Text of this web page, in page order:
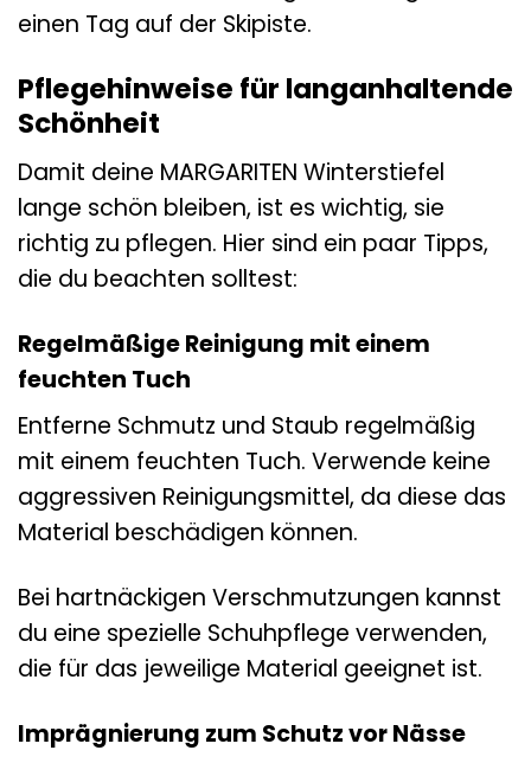
einen Tag auf der Skipiste.
Pflegehinweise für langanhaltende
Schönheit
Damit deine MARGARITEN Winterstiefel
lange schön bleiben, ist es wichtig, sie
richtig zu pflegen. Hier sind ein paar Tipps,
die du beachten solltest:
Regelmäßige Reinigung mit einem
feuchten Tuch
Entferne Schmutz und Staub regelmäßig
mit einem feuchten Tuch. Verwende keine
aggressiven Reinigungsmittel, da diese das
Material beschädigen können.
Bei hartnäckigen Verschmutzungen kannst
du eine spezielle Schuhpflege verwenden,
die für das jeweilige Material geeignet ist.
Imprägnierung zum Schutz vor Nässe